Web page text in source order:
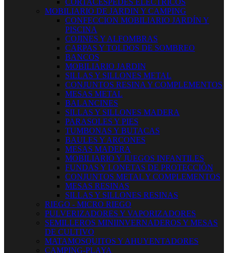
CORTACESPEDES ELECTRICOS
MOBILIARIO DE JARDIN Y CAMPING
CONFECCION MOBILIARIO JARDÍN Y
PISCINA
COJINES Y ALFOMBRAS
CARPAS Y TOLDOS DE SOMBREO
BANCOS
MOBILIARIO JARDIN
SILLAS Y SILLONES METAL
CONJUNTOS RESINA Y COMPLEMENTOS
MESAS METAL
BALANCINES
SILLAS Y SILLONES MADERA
PARASOLES Y PIES
TUMBONAS Y BUTACAS
BAULES Y ARCONES
MESAS MADERA
MOBILIARIO Y JUEGOS INFANTILES
FUNDAS Y LONETAS DE PROTECCIÓN
CONJUNTOS METAL Y COMPLEMENTOS
MESAS RESINAS
SILLAS Y SILLONES RESINAS
RIEGO - MICRO RIEGO
PULVERIZADORES Y VAPORIZADORES
SEMILLEROS MINIINVERNADEROS Y MESAS
DE CULTIVO
MATAMOSQUITOS Y AHUYENTADORES
CAMPING-PLAYA